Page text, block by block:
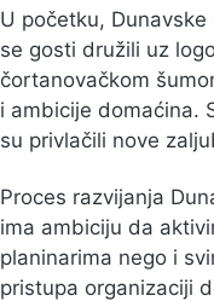
U početku,
se gosti družili uz
čortanovačkom
i ambicije domaćina.
su privlačili nove
Proces razvijanja
ima ambiciju da
planinarima nego i
pristupa organizaciji